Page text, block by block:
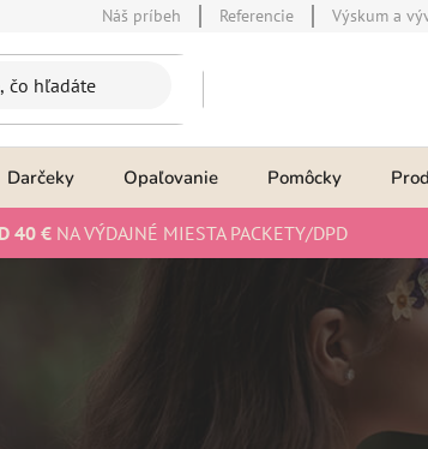
Náš príbeh Referencie Výskum a
Darčeky Opaľovanie Pomôcky
40 € NA VÝDAJNÉ MIESTA PACKETY/DPD